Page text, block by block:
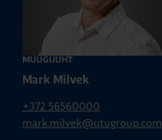
MÜÜGIJUHT
Mark Milvek
+372 56560000
mark.milvek@utugroup.com